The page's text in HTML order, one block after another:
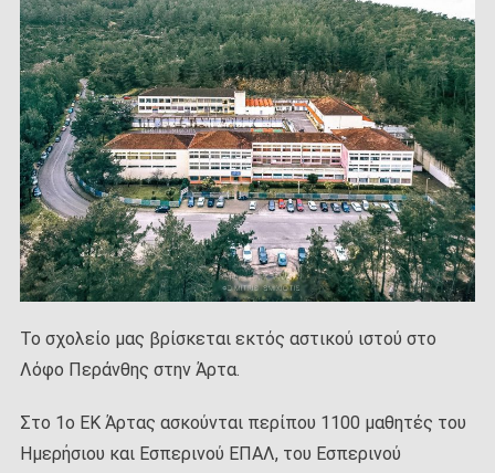
ΔΡΑΣΗ ΜΕ ΤΑ ΠΑΙΔΙΑ ΤΟΥ ΣΥΛΛΟΓΟΥ ΑΓΚΑΛΙΑ
ΔΡΑΣΗ ΜΕ ΤΟ ΕΝΕΕΓΥΛ & ΤΟ 8 ο ΝΗΠΙΑΓΩΓΕΙΟ
ΣΤΟΛΙΣΜΟΣ ΤΟΥ ΕΡΓΑΣΤΗΡΙΟΥ ΒΡΕΦΟΚΟΜΙΑΣ ΓΙΑ ΤΙΣ
ΑΠΟΚΡΙΕΣ
Το σχολείο μας βρίσκεται εκτός αστικού ιστού στο
Λόφο Περάνθης στην Άρτα.
Στο 1ο ΕΚ Άρτας ασκούνται περίπου 1100 μαθητές του
Ημερήσιου και Εσπερινού ΕΠΑΛ, του Εσπερινού